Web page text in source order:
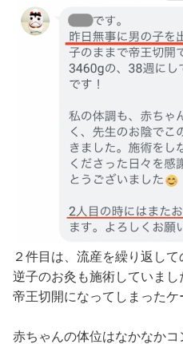
２件目は、流産を繰り返して
逆子のお灸も施術していまし
帝王切開になってしまったケ
赤ちゃんの体位はなかなか